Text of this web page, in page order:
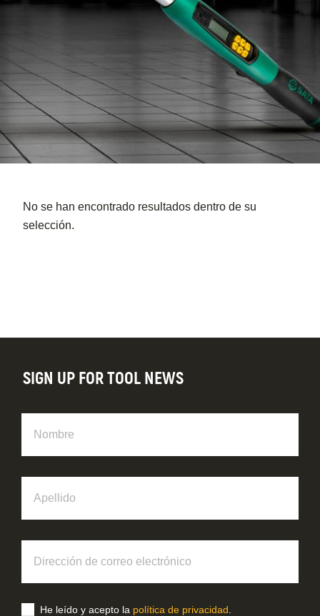
No se han encontrado resultados dentro de su
selección.
SIGN UP FOR TOOL NEWS
correo
electrónico
He leído y acepto la política de privacidad